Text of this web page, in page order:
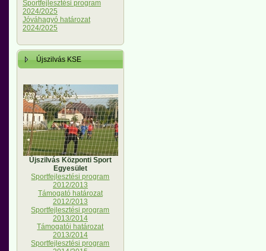
Sportfejlesztési program
2024/2025
Jóváhagyó határozat
2024/2025
Újszilvás KSE
Újszilvás Központi Sport
Egyesület
Sportfejlesztési program
2012/2013
Támogató határozat
2012/2013
Sportfejlesztési program
2013/2014
Támogatói határozat
2013/2014
Sportfejlesztési program